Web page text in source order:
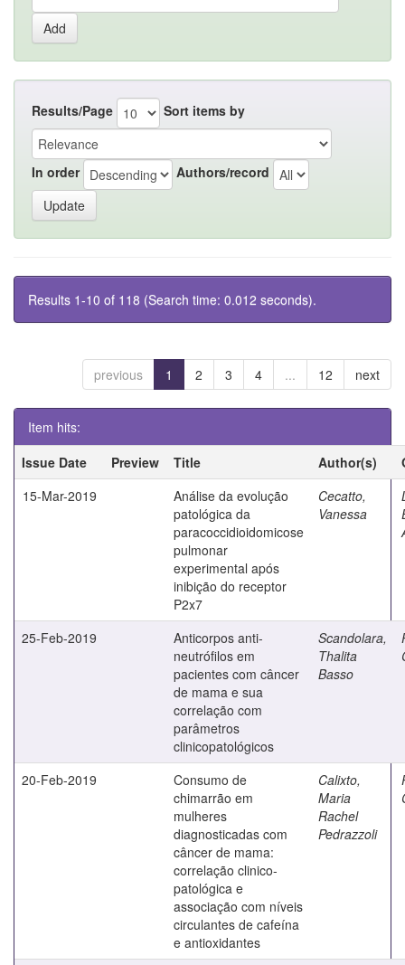
Results/Page Sort items by
In order Authors/record
Results 1-10 of 118 (Search time: 0.012 seconds).
previous 1 2 3 4 ... 12 next
Item hits:
Issue Date
Preview Title Author(s)
15-Mar-2019
Análise da evolução
patológica da
paracoccidioidomicose
pulmonar
experimental após
inibição do receptor
P2x7
Cecatto,
Vanessa
25-Feb-2019
Anticorpos anti-
neutrófilos em
pacientes com câncer
de mama e sua
correlação com
parâmetros
clinicopatológicos
Scandolara,
Thalita
Basso
20-Feb-2019
Consumo de
chimarrão em
mulheres
diagnosticadas com
câncer de mama:
correlação clinico-
patológica e
associação com níveis
circulantes de cafeína
e antioxidantes
Calixto,
Maria
Rachel
Pedrazzoli